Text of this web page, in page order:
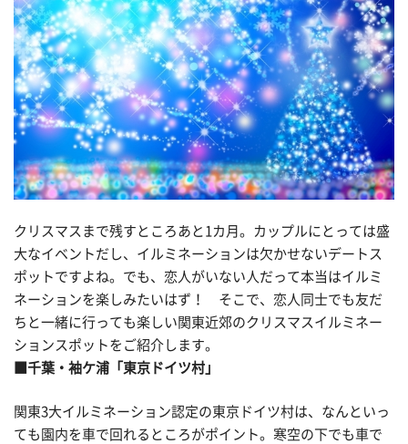
クリスマスまで残すところあと1カ月。カップルにとっては盛
大なイベントだし、イルミネーションは欠かせないデートス
ポットですよね。でも、恋人がいない人だって本当はイルミ
ネーションを楽しみたいはず！ そこで、恋人同士でも友だ
ちと一緒に行っても楽しい関東近郊のクリスマスイルミネー
ションスポットをご紹介します。
■千葉・袖ケ浦「東京ドイツ村」
関東3大イルミネーション認定の東京ドイツ村は、なんといっ
ても園内を車で回れるところがポイント。寒空の下でも車で